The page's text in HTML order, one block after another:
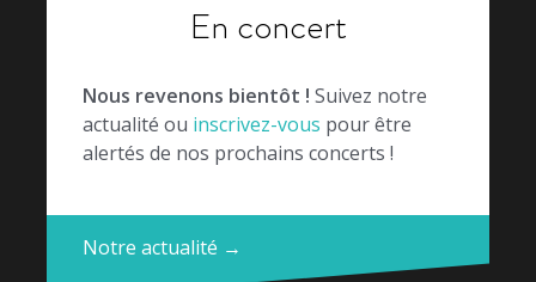
En concert
Nous revenons bientôt ! Suivez notre
actualité ou inscrivez-vous pour être
alertés de nos prochains concerts !
Notre actualité →